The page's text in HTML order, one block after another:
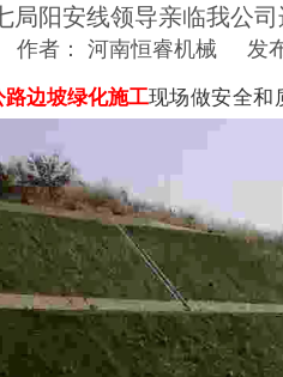
局阳安线领导亲临我公
者： 河南恒睿机械 发
路边坡绿化施工现场做安全和